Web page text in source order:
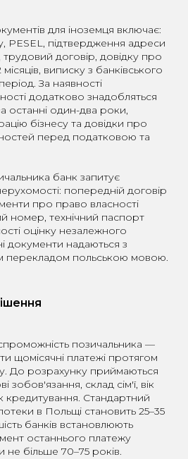
для іноземця включає:
PESEL, підтвердження адреси
договір, довідку про
виписку з банківського
За наявності
додатково знадобляться
останні один-два роки,
бізнесу та довідки про
перед податковою та
банк запитує
попередній договір
про право власності
номер, технічний паспорт
оцінку незалежного
документи надаються з
перекладом польською мовою.
позичальника —
щомісячні платежі протягом
До розрахунку приймаються
зобов'язання, склад сім'ї, вік
кредитування. Стандартний
в Польщі становить 25–35
банків встановлюють
останнього платежу
не більше 70–75 років.